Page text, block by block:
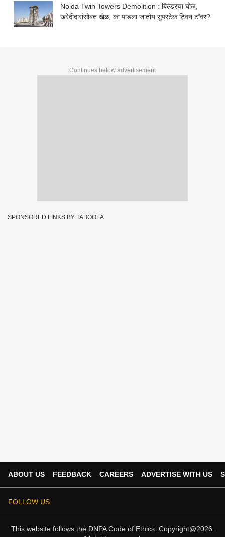
Noida Twin Towers Demolition : बिल्डरचा घोळ,
खरेदीदारांसोबत खेळ; का पाडला जातोय सुपरटेक ट्विन टॉवर?
Continues below advertisement
SPONSORED LINKS BY TABOOLA
ABOUT US FEEDBACK CAREERS ADVERTISE WITH US
FOLLOW US
This website follows the DNPA Code of Ethics. Copyright@2026.